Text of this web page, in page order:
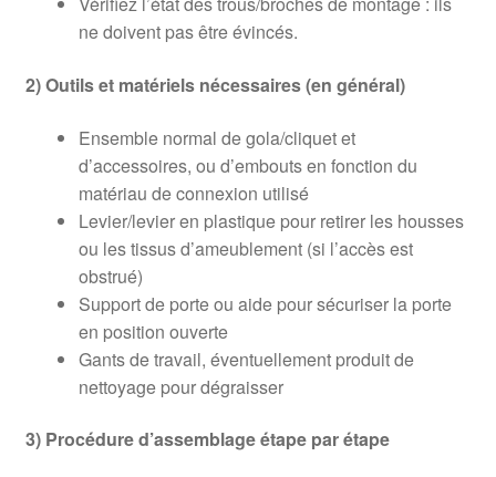
ne doivent pas être évincés.
2) Outils et matériels nécessaires (en général)
Ensemble normal de gola/cliquet et
d’accessoires, ou d’embouts en fonction du
matériau de connexion utilisé
Levier/levier en plastique pour retirer les housses
ou les tissus d’ameublement (si l’accès est
obstrué)
Support de porte ou aide pour sécuriser la porte
en position ouverte
Gants de travail, éventuellement produit de
nettoyage pour dégraisser
3) Procédure d’assemblage étape par étape